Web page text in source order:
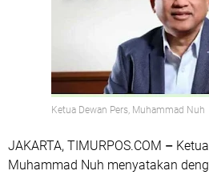
Ketua Dewan Pers, Muhammad Nuh
JAKARTA, TIMURPOS.COM –
Muhammad Nuh menyatakan